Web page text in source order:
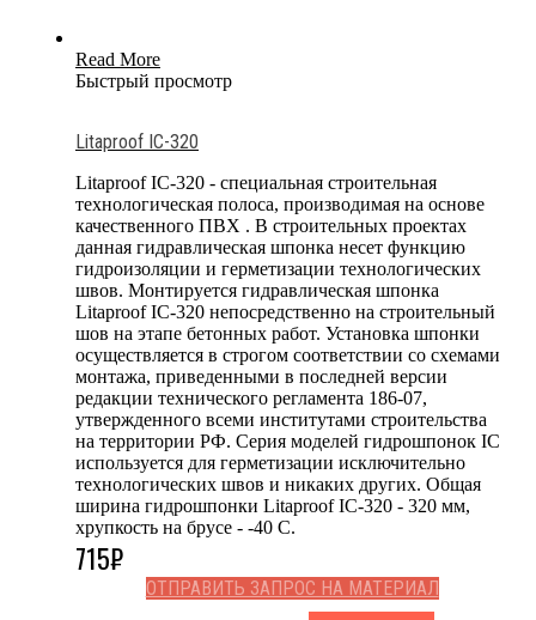
Read More
Быстрый просмотр
Litaproof IC-320
Litaproof IC-320 - специальная строительная
технологическая полоса, производимая на основе
качественного ПВХ . В строительных проектах
данная гидравлическая шпонка несет функцию
гидроизоляции и герметизации технологических
швов. Монтируется гидравлическая шпонка
Litaproof IC-320 непосредственно на строительный
шов на этапе бетонных работ. Установка шпонки
осуществляется в строгом соответствии со схемами
монтажа, приведенными в последней версии
редакции технического регламента 186-07,
утвержденного всеми институтами строительства
на территории РФ. Серия моделей гидрошпонок IC
используется для герметизации исключительно
технологических швов и никаких других. Общая
ширина гидрошпонки Litaproof IC-320 - 320 мм,
хрупкость на брусе - -40 С.
715₽
ОТПРАВИТЬ ЗАПРОС НА МАТЕРИАЛ